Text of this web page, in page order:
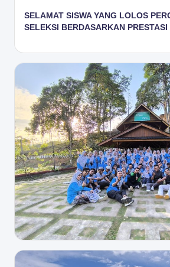
SELAMAT SISWA YANG LOLOS
SELEKSI BERDASARKAN